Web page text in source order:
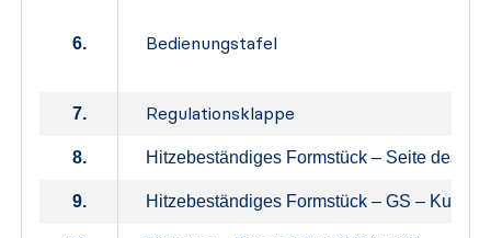
6. Bedienungstafel
7. Regulationsklappe
8. Hitzebeständiges Formstück – Seite des
9. Hitzebeständiges Formstück – GS –